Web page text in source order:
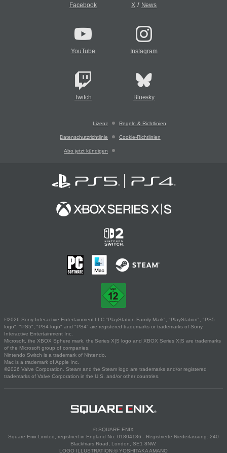
Facebook X/ News
YouTube Instagram
Twitch Bluesky
Lizenz Regeln & Richtlinien
Datenschutzrichtlinie Cookie-Richtlinien
Abo jetzt kündigen
©2026 Sony Interactive Entertainment LLC."PlayStation Family Mark", "PlayStation", "PS5
logo", "PS5", "PS4 logo" and "PS4" are registered trademarks or trademarks of Sony
Interactive Entertainment Inc.
Microsoft, the XBOX Sphere mark, the Series X|S logo and XBOX Series X|S are trademarks
of the Microsoft group of companies.
Nintendo Switch is a trademark of Nintendo.
Mac is a trademark of Apple Inc.
©2026 Valve Corporation. Steam and the Steam logo are trademarks and/or registered
trademarks of Valve Corporation in the U.S. and/or other countries.
© SQUARE ENIX
Square Enix Limited, registriert in England No. 01804186 - Registrierte Niederlassung: 240
Blackfriars Road, London, SE1 8NW.
LOGO ILLUSTRATION:© YOSHITAKA AMANO